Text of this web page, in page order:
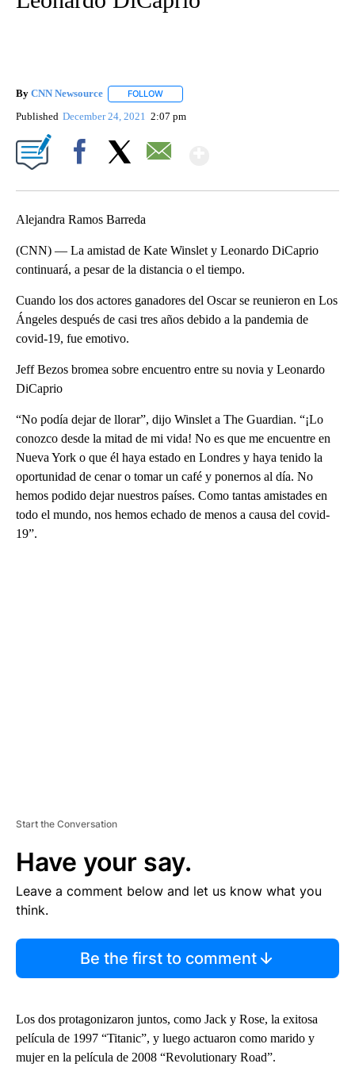
By CNN Newsource FOLLOW
Published December 24, 2021 2:07 pm
Alejandra Ramos Barreda
(CNN) — La amistad de Kate Winslet y Leonardo DiCaprio
continuará, a pesar de la distancia o el tiempo.
Cuando los dos actores ganadores del Oscar se reunieron en Los
Ángeles después de casi tres años debido a la pandemia de
covid-19, fue emotivo.
Jeff Bezos bromea sobre encuentro entre su novia y Leonardo
DiCaprio
“No podía dejar de llorar”, dijo Winslet a The Guardian. “¡Lo
conozco desde la mitad de mi vida! No es que me encuentre en
Nueva York o que él haya estado en Londres y haya tenido la
oportunidad de cenar o tomar un café y ponernos al día. No
hemos podido dejar nuestros países. Como tantas amistades en
todo el mundo, nos hemos echado de menos a causa del covid-
19”.
Start the Conversation
Have your say.
Leave a comment below and let us know what you
think.
Be the first to comment
Los dos protagonizaron juntos, como Jack y Rose, la exitosa
película de 1997 “Titanic”, y luego actuaron como marido y
mujer en la película de 2008 “Revolutionary Road”.